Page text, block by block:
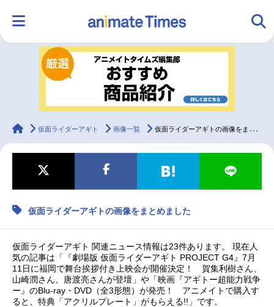
ランキング アニメ
ラジオ みんなの声
マンガ・ラノベ ゲーム・アプリ 音楽 コスプレ
2.5次元 配信・Vtuber トレンド
最新記事一覧
アニメ記事一覧 声優記事一覧
アニメ映画一覧 実写化映画一覧
animateTimes
仮面ライダーアギト 画像一覧 仮面ライダーアギトの画像をまとめました
仮面ライダーアギトの画像をまとめました
仮面ライダーアギト 関連ニュース情報は23件あります。 現在人
気の記事は「『劇場版 仮面ライダーアギト PROJECT G4』7月
11日に福岡で舞台挨拶付き上映会が開催決定！ 賀集利樹さん、
山崎潤さん、唐渡亮さんが登壇」や「映画『アギトー超能力戦争
ー』のBlu-ray・DVD（全3形態）が発売！ アニメイトで購入す
ると、特典「アクリルプレート」がもらえる!!」です。